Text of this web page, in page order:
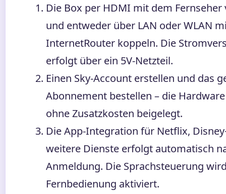
Die Box per HDMI mit dem Fernseher
und entweder über LAN oder WLAN
InternetRouter koppeln. Die
erfolgt über ein 5V-Netzteil.
Einen Sky-Account erstellen und das
Abonnement bestellen – die
ohne Zusatzkosten beigelegt.
Die App-Integration für Netflix,
weitere Dienste erfolgt automatisch
Anmeldung. Die Sprachsteuerung
Fernbedienung aktiviert.